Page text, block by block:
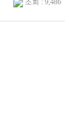
조회 : 9,486